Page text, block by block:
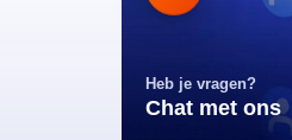
Heb je vragen?
Chat met ons